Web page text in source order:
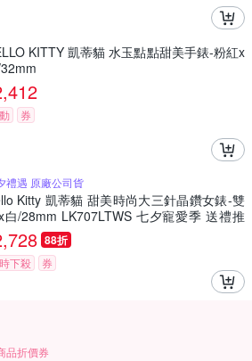
KITTY 凱蒂貓 水玉點點甜美手錶-粉紅x
券
禮遇 原廠公司貨
Kitty 凱蒂貓 甜美時尚大三針晶鑽女錶-雙
白/28mm LK707LTWS 七夕寵愛季 送禮推
88折
下殺 券
品折價券